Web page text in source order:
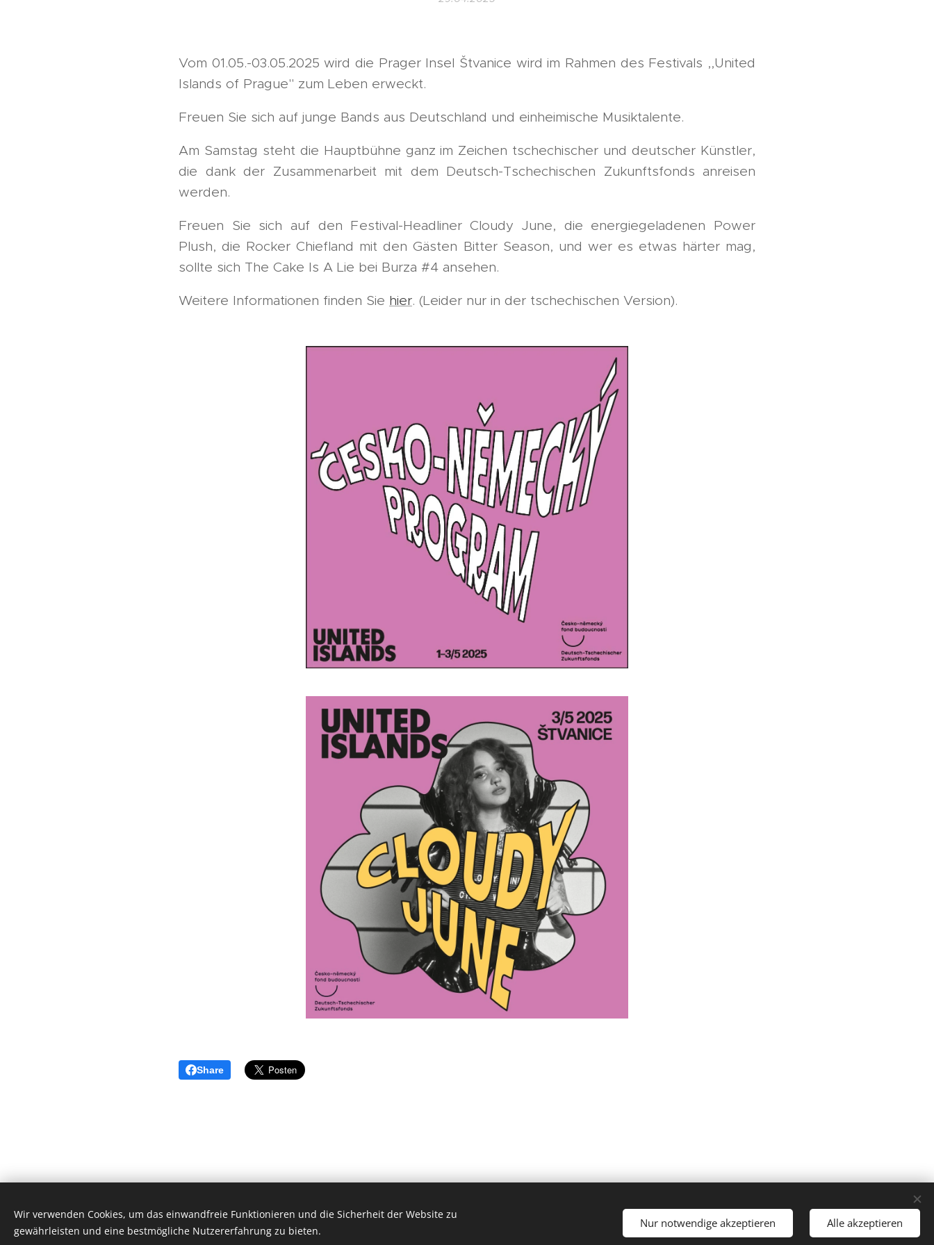
Vom 01.05.-03.05.2025 wird die Prager Insel Štvanice wird im Rahmen des Festivals ,,United
Islands of Prague" zum Leben erweckt.
Freuen Sie sich auf junge Bands aus Deutschland und einheimische Musiktalente.
Am Samstag steht die Hauptbühne ganz im Zeichen tschechischer und deutscher Künstler,
die dank der Zusammenarbeit mit dem Deutsch-Tschechischen Zukunftsfonds anreisen
werden.
Freuen Sie sich auf den Festival-Headliner Cloudy June, die energiegeladenen Power
Plush, die Rocker Chiefland mit den Gästen Bitter Season, und wer es etwas härter mag,
sollte sich The Cake Is A Lie bei Burza #4 ansehen.
Weitere Informationen finden Sie hier. (Leider nur in der tschechischen Version).
Share
Vytvořeno službouWebnode Cookies
Čeština
Wir verwenden Cookies, um das einwandfreie Funktionieren und die Sicherheit der Website zu
gewährleisten und eine bestmögliche Nutzererfahrung zu bieten.
Nur notwendige akzeptieren Alle akzeptieren